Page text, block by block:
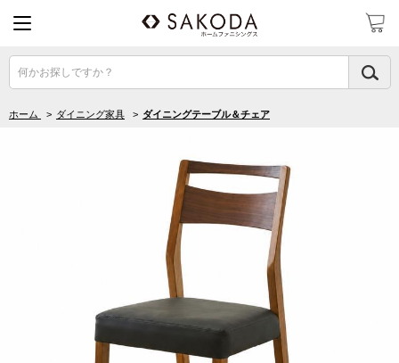
何かお探しですか？
ホーム > ダイニング家具 > ダイニングテーブル＆チェア